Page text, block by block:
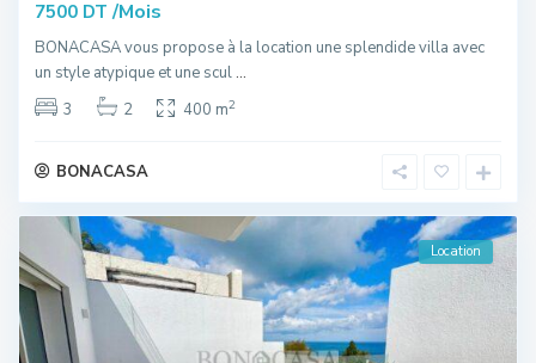
7500 DT /Mois
BONACASA vous propose à la location une splendide villa avec
un style atypique et une scul...
3
2 400 m2
BONACASA
Location